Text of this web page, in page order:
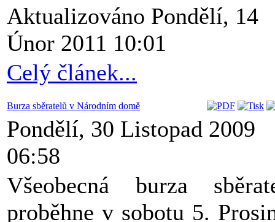
Aktualizováno Pondělí, 14
Únor 2011 10:01
Celý článek...
Burza sběratelů v Národním domě
Pondělí, 30 Listopad 2009
06:58
Všeobecná burza
proběhne v sobotu 5.